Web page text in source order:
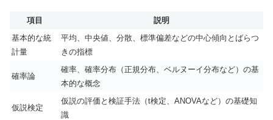
項目
説明
基本的な統
計量
平均、中央値、分散、標準偏差などの中心傾向とばらつ
きの指標
確率論
確率、確率分布（正規分布、ベルヌーイ分布など）の基
本的な概念
仮説検定
仮説の評価と検証手法（t検定、ANOVAなど）の基礎知
識